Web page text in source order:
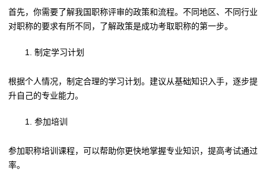
首先，你需要了解我国职称评审的政策和流程。不同地区、不同行业
对职称的要求有所不同，了解政策是成功考取职称的第一步。
制定学习计划
根据个人情况，制定合理的学习计划。建议从基础知识入手，逐步提
升自己的专业能力。
参加培训
参加职称培训课程，可以帮助你更快地掌握专业知识，提高考试通过
率。